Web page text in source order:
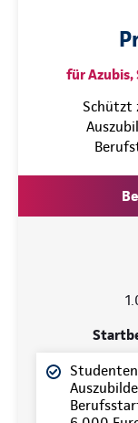
für
Schützt